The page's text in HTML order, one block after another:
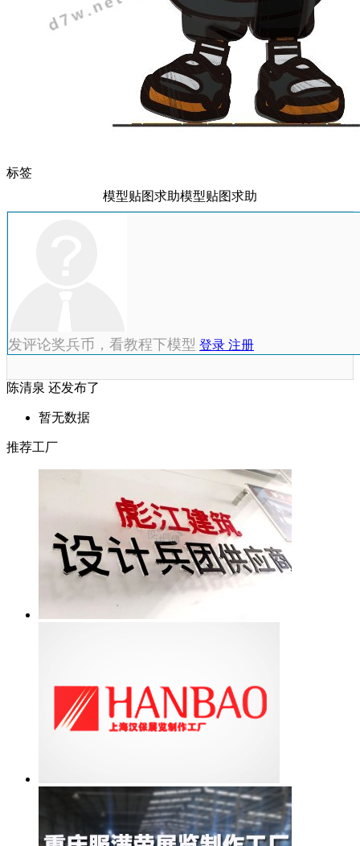
标签
模型贴图求助模型贴图求助
发评论奖兵币，看教程下模型 登录 注册
陈清泉 还发布了
暂无数据
推荐工厂